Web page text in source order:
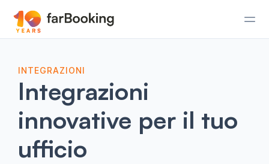
INTEGRAZIONI
Integrazioni
innovative per il tuo
ufficio